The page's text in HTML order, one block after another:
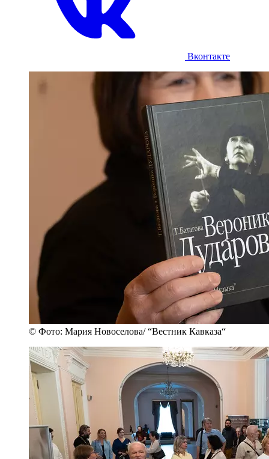
Вконтакте
© Фото: Мария Новоселова/ “Вестник Кавказа“